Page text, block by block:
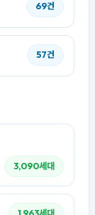
69건
57건
3,090세대